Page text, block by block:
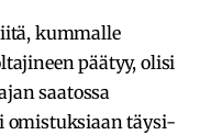
kummalle
päätyy, olisi
saatossa
omistuksiaan täysi-